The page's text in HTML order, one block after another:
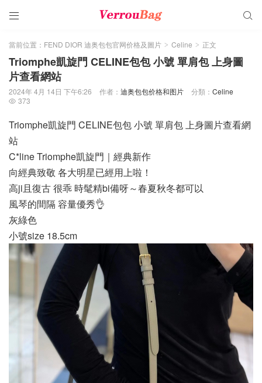
 
當前位置： FEND DIOR 迪奥包包官网价格及圖片 > Celine > 正文
Triomphe凱旋門 CELINE包包 小號 單肩包 上身圖
片查看網站
2024年 4月 14日 下午6:26 作者： 迪奥包包价格和图片 分類： Celine
 373
Triomphe凱旋門 CELINE包包 小號 單肩包 上身圖片查看網
站
C*line Triomphe凱旋門｜經典新作
向經典致敬 各大明星已經用上啦！
高ji且復古 很乖 時髦精bi備呀～春夏秋冬都可以
風琴的間隔 容量優秀👌
灰綠色
小號size 18.5cm